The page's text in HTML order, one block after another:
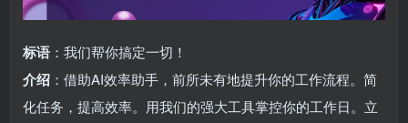
标语 ：我们帮你搞定一切！
介绍 ：借助AI效率助手，前所未有地提升你的工作流程。简
化任务，提高效率。用我们的强大工具掌控你的工作日。立